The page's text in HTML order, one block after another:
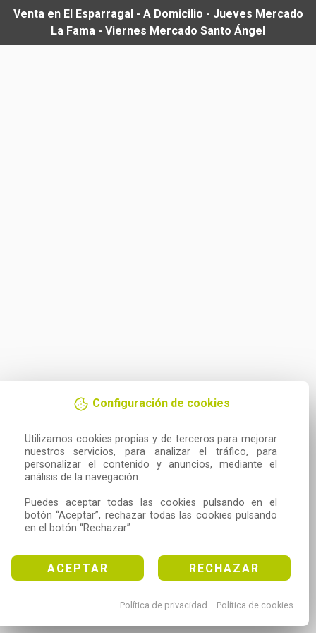
Configuración de cookies
Utilizamos cookies propias y de terceros para mejorar
nuestros servicios, para analizar el tráfico, para
personalizar el contenido y anuncios, mediante el
análisis de la navegación.
Puedes aceptar todas las cookies pulsando en el
botón “Aceptar”, rechazar todas las cookies pulsando
en el botón “Rechazar”
ACEPTAR RECHAZAR
Política de privacidad Política de cookies
Venta en El Esparragal - A Domicilio - Jueves Mercado
La Fama - Viernes Mercado Santo Ángel